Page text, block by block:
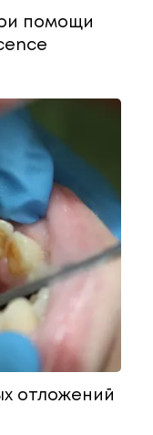
помощи
отложений